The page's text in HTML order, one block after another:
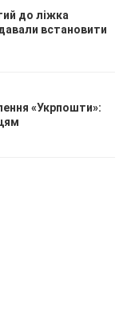
до ліжка
встановити
«Укрпошти»: